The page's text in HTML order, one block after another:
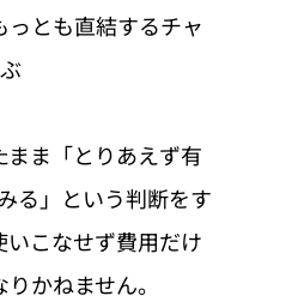
っとも直結するチャ
まま「とりあえず有
る」という判断をす
いこなせず費用だけ
かねません。